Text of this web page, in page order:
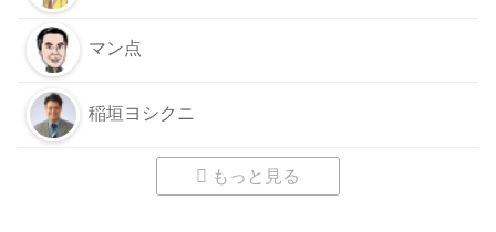
マン点
稲垣ヨシクニ
もっと見る